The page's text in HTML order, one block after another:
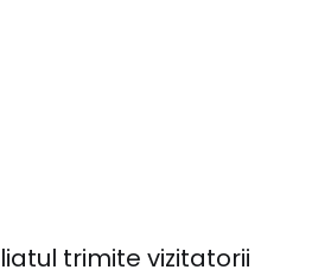
trimite vizitatorii